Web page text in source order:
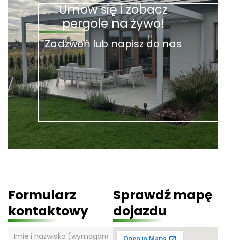
Umów się i zobacz
pergole na żywo!
Zadzwoń lub napisz do nas
Formularz
kontaktowy
Sprawdź mapę
dojazdu